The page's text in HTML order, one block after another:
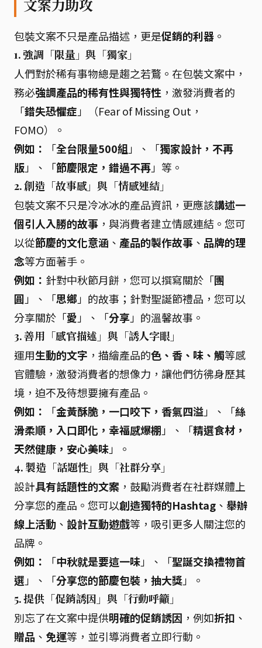
文案力助攻
包裝文案不只是產品描述，更是促銷的利器 。
1.強調「限量」與「獨家」
人們對於稀有事物總是趨之若鶩。在包裝文案中，
務必強調產品的稀有性與獨特性 ，激發消費者的
「錯失恐懼症 」（Fear of Missing Out，
FOMO）。
例如：
「全台限量500組 」、「獨家設計，不再
版」、「節慶限定，錯過不再」等。
2.創造「故事感」與「情感連結」
包裝文案不只是冷冰冰的產品資訊，更應該講述一
個引人入勝的故事 ，與消費者建立情感連結。您可
以從節慶的文化意涵 、 產品的製作故事 、 品牌的理
念等方面著手。
例如： 針對中秋節月餅，您可以撰寫關於「團
圓 」、「思鄉」的故事；針對聖誕節禮品，您可以
分享關於「愛 」、「分享」的溫馨故事。
3.善用「感官描述」與「誘人字眼」
運用生動的文字 ，描繪產品的色、香、味、觸等感
官體驗，激發消費者的想像力，讓他們彷彿身歷其
境，迫不及待想要擁有產品。
例如：
「金黃酥脆，一口咬下，香氣四溢」、「絲
滑柔順，入口即化，幸福感爆棚 」、「精選食材，
天然健康，安心美味」。
4. 製造「話題性」與「社群分享」
設計具有話題性的文案 ，鼓勵消費者在社群媒體上
分享您的產品。您可以創造獨特的Hashtag 、 舉辦
線上活動 、 設計互動遊戲等，吸引更多人關注您的
品牌。
例如：
「中秋就是要這一味」、「聖誕交換禮物首
選 」、「分享您的節慶包裝，抽大獎」。
5.提供「促銷誘因」與「行動呼籲」
別忘了在文案中提供明確的促銷誘因 ，例如折扣 、
贈品 、 免運等，並引導消費者立即行動。